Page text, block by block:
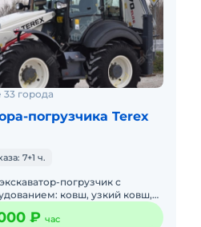
города
погрузчика Terex
7+1 ч.
погрузчик с
ковш, узкий ковш,
Минимальный заказ
₽ час